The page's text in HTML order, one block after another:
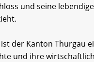
und seine
der Kanton Thurgau
und ihre